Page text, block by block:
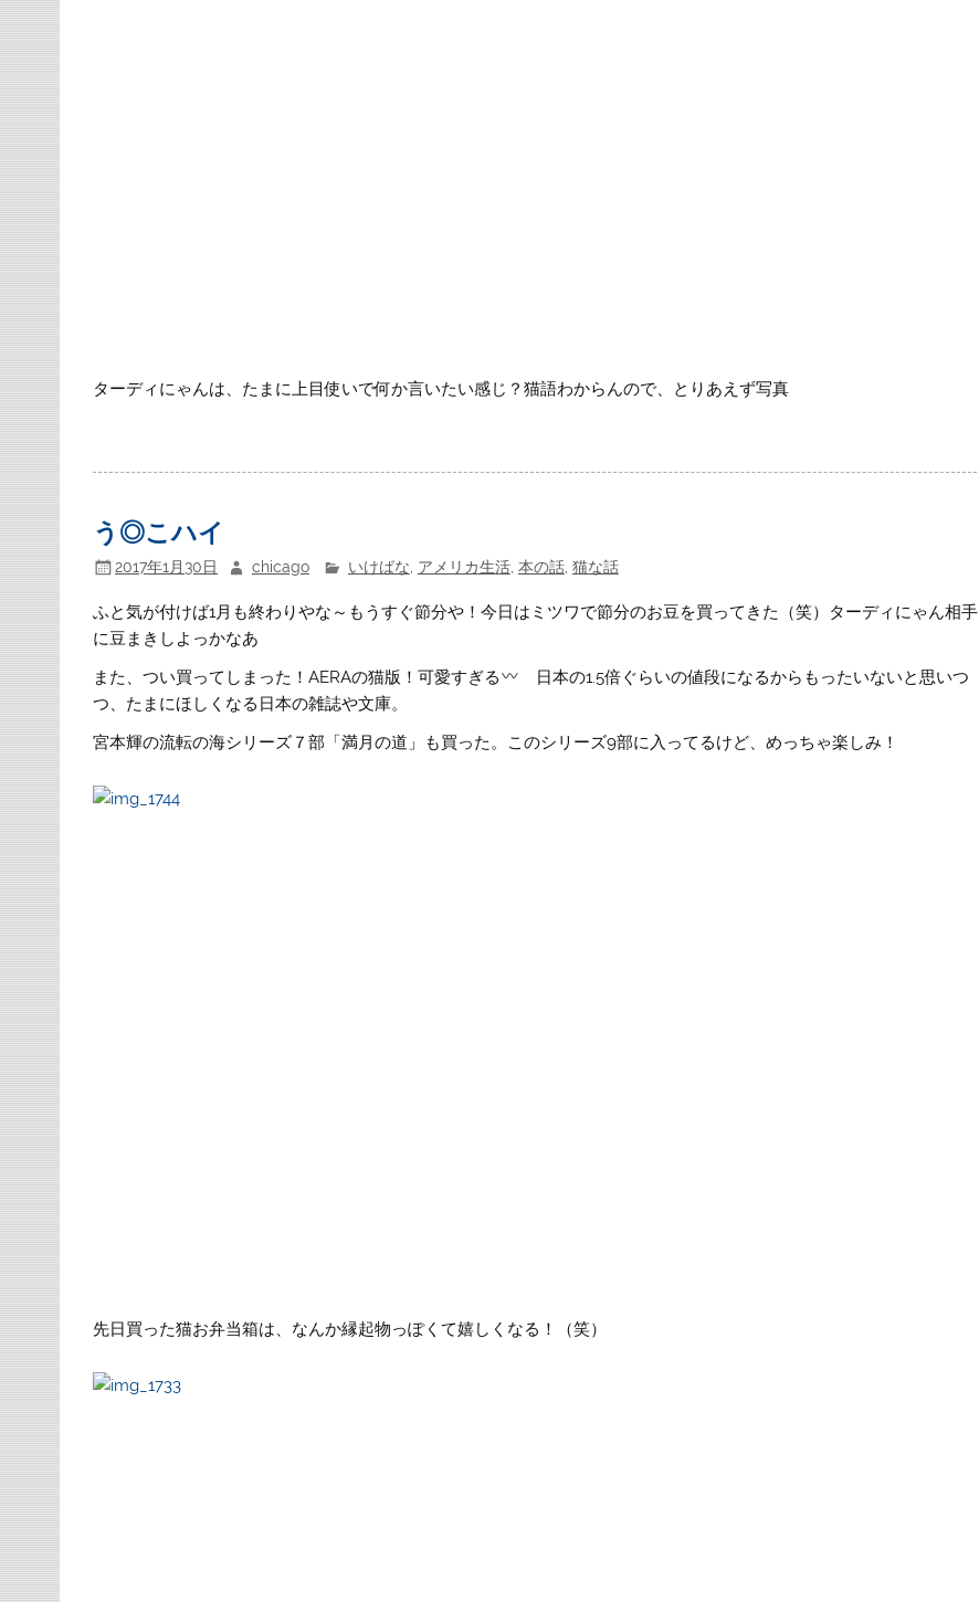
ターディにゃんは、たまに上目使いで何か言いたい感じ？猫語わからんので、とりあえず写真
う◎こハイ
2017年1月30日 chicago いけばな アメリカ生活, 本の話, 猫な話
ふと気が付けば1月も終わりやな～もうすぐ節分や！今日はミツワで節分のお豆を買ってきた（笑）ターディにゃん相手
に豆まきしよっかなあ
また、つい買ってしまった！AERAの猫版！可愛すぎる
日本の1.5倍ぐらいの値段になるからもったいないと思いつ
つ、たまにほしくなる日本の雑誌や文庫。
宮本輝の流転の海シリーズ７部「満月の道」も買った。このシリーズ9部に入ってるけど、めっちゃ楽しみ！
先日買った猫お弁当箱は、なんか縁起物っぽくて嬉しくなる！（笑）